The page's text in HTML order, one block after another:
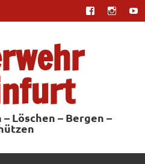
Löschen – Bergen –